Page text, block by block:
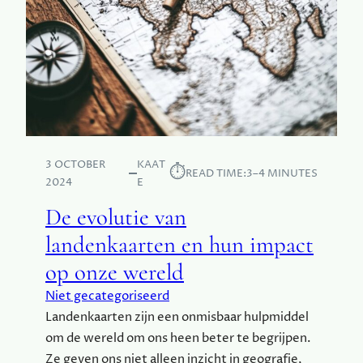
C
H
A
P
P
I
J
R
I
J
K
:
V
A
N
J
S
T
O
T
N
C
3 OCTOBER
2024
KAAT
E
⏱︎READ TIME:3–4 MINUTES
De evolutie van
landenkaarten en hun impact
op onze wereld
Niet gecategoriseerd
Landenkaarten zijn een onmisbaar hulpmiddel
om de wereld om ons heen beter te begrijpen.
Ze geven ons niet alleen inzicht in geografie,